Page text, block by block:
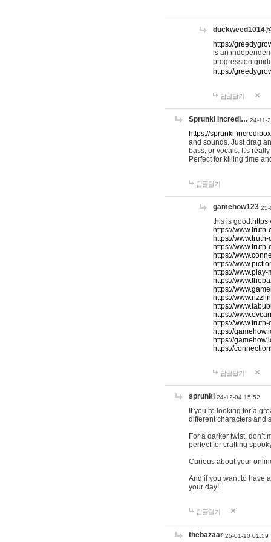
https://
is an
progression
https://
답글달기
Sprunki Incredi… 24-11-
https://sprunki-
and sounds. Just drag
bass, or vocals. It's
Perfect for killing time
답글달기
gamehow123 25-
this is good.
https://
https://
https://
https://
https://
https://
https://
https://
https://
https://
https://
https://
https://
https://
https://
답글달기
sprunki 24-12-04 15:52
If you’re looking for a
different characters and
For a darker twist, don’t
perfect for crafting
Curious about your
And if you want to have
your day!
답글달기
thebazaar 25-01-10 01:59